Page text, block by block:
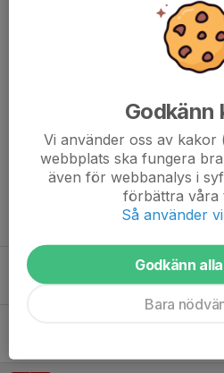
: Storgatan 34, mitt emot
Tidigare nyheter
2 apr, 08:20 0
Godkänn
Vi använder oss av
webbplats ska fungera
även för webbanalys i
förbättra våra
Så använder
Godkänn
Bara